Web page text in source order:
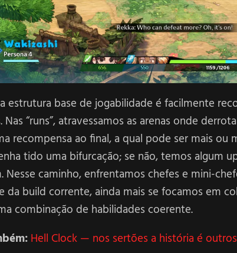
estrutura base de jogabilidade é facilmente
Nas “runs”, atravessamos as arenas onde
recompensa ao final, a qual pode ser mais ou
tido uma bifurcação; se não, temos algum
Nesse caminho, enfrentamos chefes e mini-
da build corrente, ainda mais se focamos em
combinação de habilidades coerente.
Hell Clock — nos sertões a história é